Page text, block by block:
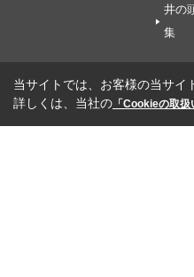
井の
集
当サイトでは、お客様の当サイ
詳しくは、当社の 「Cookieの取扱